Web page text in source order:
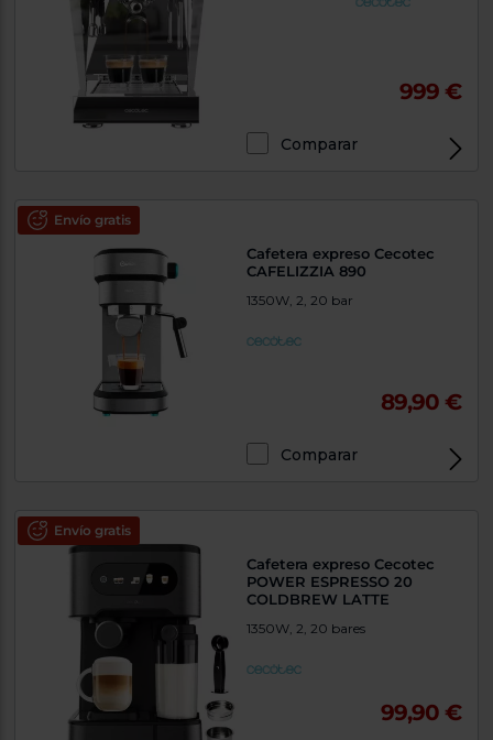
999 €
Comparar
Envío gratis
Cafetera expreso Cecotec
CAFELIZZIA 890
1350W, 2, 20 bar
89,90 €
Comparar
Envío gratis
Cafetera expreso Cecotec
POWER ESPRESSO 20
COLDBREW LATTE
1350W, 2, 20 bares
99,90 €